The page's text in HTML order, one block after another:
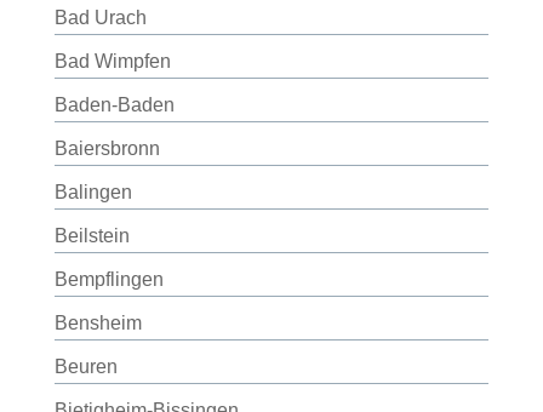
Bad Urach
Bad Wimpfen
Baden-Baden
Baiersbronn
Balingen
Beilstein
Bempflingen
Bensheim
Beuren